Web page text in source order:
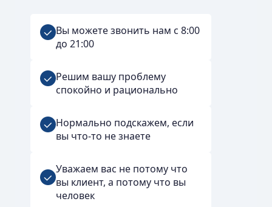
Вы можете звонить нам с 8:00
до 21:00
Решим вашу проблему
спокойно и рационально
Нормально подскажем, если
вы что-то не знаете
Уважаем вас не потому что
вы клиент, а потому что вы
человек